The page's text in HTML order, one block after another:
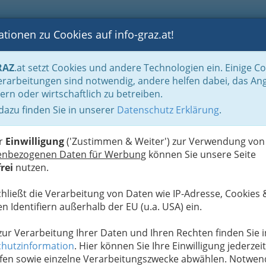
BLOGS FOTOS GASTRONOMIE BRANCHEN
zu Cookies auf info-graz.at!
.at setzt Cookies und andere Technologien ein. Einige
sind notwendig, andere helfen dabei, das
oder wirtschaftlich zu betreiben.
finden Sie in unserer Datenschutz Erklärung.
Einwilligung('Zustimmen & Weiter') zur Verwendung von
Daten für Werbung können Sie unsere Seite
nutzen.
die Verarbeitung von Daten wie IP-Adresse, Cookies
Identifiern außerhalb der EU (u.a. USA) ein.
Verarbeitung Ihrer Daten und Ihren Rechten finden Sie
. Hier können Sie Ihre Einwilligung jederzeit
sowie einzelne Verarbeitungszwecke abwählen.
- oder Studentin Studentenjobs - Jobs für Studenten und Studentinnen
USt.